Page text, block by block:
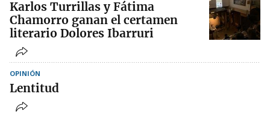
Karlos Turrillas y Fátima
Chamorro ganan el certamen
literario Dolores Ibarruri
OPINIÓN
Lentitud